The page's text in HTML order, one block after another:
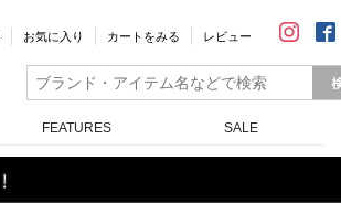
お気に入り カートをみる レビュー
FEATURES SALE